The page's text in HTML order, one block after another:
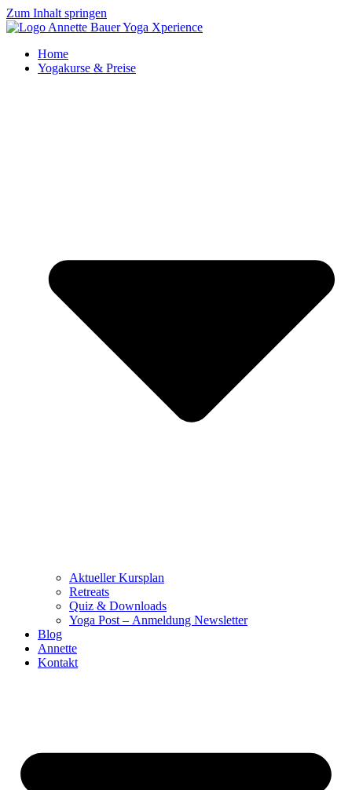
Zum Inhalt springen
Home
Yogakurse & Preise
Aktueller Kursplan
Retreats
Quiz & Downloads
Yoga Post – Anmeldung Newsletter
Blog
Annette
Kontakt